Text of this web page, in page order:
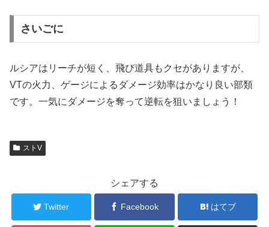
さいごに
ルシアはリーチが短く、飛び道具もクセがありますが、
VTの火力、ゲージによるダメージ効率はかなり良い部類
です。一気にダメージを奪って逆転を狙いましょう！
ストV
シェアする
Twitter Facebook はてブ